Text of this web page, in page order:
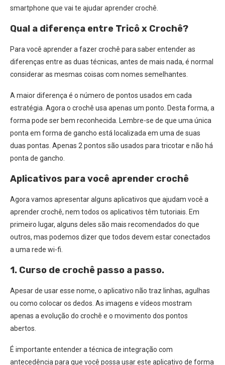
smartphone que vai te ajudar aprender crochê.
Qual a diferença entre Tricô x Crochê?
Para você aprender a fazer crochê para saber entender as
diferenças entre as duas técnicas, antes de mais nada, é normal
considerar as mesmas coisas com nomes semelhantes.
A maior diferença é o número de pontos usados ​​em cada
estratégia. Agora o crochê usa apenas um ponto. Desta forma, a
forma pode ser bem reconhecida. Lembre-se de que uma única
ponta em forma de gancho está localizada em uma de suas
duas pontas. Apenas 2 pontos são usados ​​para tricotar e não há
ponta de gancho.
Aplicativos para você aprender crochê
Agora vamos apresentar alguns aplicativos que ajudam você a
aprender crochê, nem todos os aplicativos têm tutoriais. Em
primeiro lugar, alguns deles são mais recomendados do que
outros, mas podemos dizer que todos devem estar conectados
a uma rede wi-fi.
1. Curso de crochê passo a passo.
Apesar de usar esse nome, o aplicativo não traz linhas, agulhas
ou como colocar os dedos. As imagens e vídeos mostram
apenas a evolução do crochê e o movimento dos pontos
abertos.
É importante entender a técnica de integração com
antecedência para que você possa usar este aplicativo de forma